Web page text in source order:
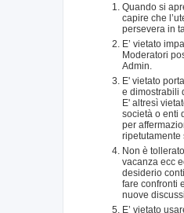
Quando si
capire che
persevera in
E’ vietato
Moderatori
Admin.
E' vietato
e dimostrabili
E' altresì
società o enti
per
ripetutamente
Non è
vacanza ecc
desiderio
fare confronti
nuove
E’ vietato